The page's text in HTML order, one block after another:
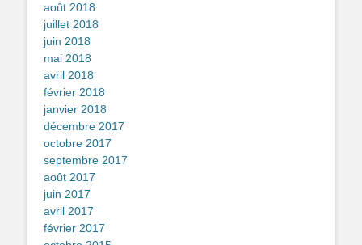
août 2018
juillet 2018
juin 2018
mai 2018
avril 2018
février 2018
janvier 2018
décembre 2017
octobre 2017
septembre 2017
août 2017
juin 2017
avril 2017
février 2017